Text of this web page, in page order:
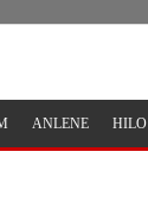
ANLENE HILO